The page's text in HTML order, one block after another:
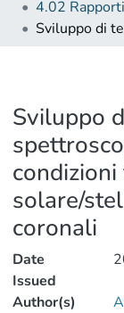
Sviluppo
solare/
coronali
Date
Issued
Author(s)